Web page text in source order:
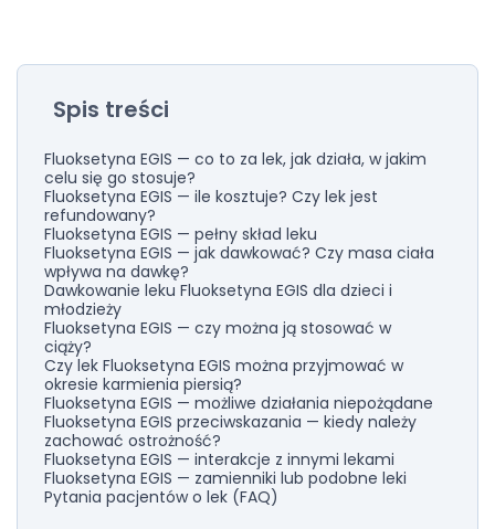
Spis treści
Fluoksetyna EGIS — co to za lek, jak działa, w jakim
celu się go stosuje?
Fluoksetyna EGIS — ile kosztuje? Czy lek jest
refundowany?
Fluoksetyna EGIS — pełny skład leku
Fluoksetyna EGIS — jak dawkować? Czy masa ciała
wpływa na dawkę?
Dawkowanie leku Fluoksetyna EGIS dla dzieci i
młodzieży
Fluoksetyna EGIS — czy można ją stosować w
ciąży?
Czy lek Fluoksetyna EGIS można przyjmować w
okresie karmienia piersią?
Fluoksetyna EGIS — możliwe działania niepożądane
Fluoksetyna EGIS przeciwskazania — kiedy należy
zachować ostrożność?
Fluoksetyna EGIS — interakcje z innymi lekami
Fluoksetyna EGIS — zamienniki lub podobne leki
Pytania pacjentów o lek (FAQ)